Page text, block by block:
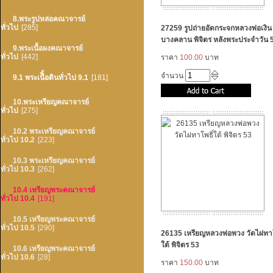
8.พระรูปหล่อคณาจารย์
ทั่วไป
[285]
9.พระเนื้อผงคณาจารย์
ทั่วไป
[442]
9.1 พระเนืิ้อดินทั่วไป 9.1 [181]
10.พระเหรียญคณาจารย์
ทั่วไป
[275]
10.2 พระเหรียญคณาจารย์
ทั่วไป 10.2 [223]
10.3 พระเหรียญคณาจารย์
ทั่วไป 10.3 [262]
10.4 เหรียญพระคณาจารย์
ทั่วไป 10.4 [191]
10.5 เหรียญพระคณาจารย์
ทั่วไป 10.5 [290]
10.6 เหรียญพระคณาจารย์
ทั่วไป 10.6 [28]
27259 รูปถ่ายอัดกระจกหลวงพ่อเงิ
บางคลาน พิจิตร หลังพระประจำวัน
ราคา 100.00 บาท
จำนวน
26135 เหรียญหลวงพ่อพวง วัดไผ่ท
ใต้ พิจิตร 53
ราคา 150.00 บาท